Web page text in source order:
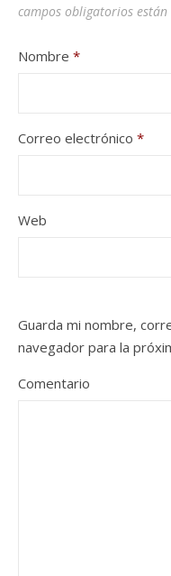
campos obligatorios
Nombre *
Correo electrónico *
Web
Guarda mi nombre,
navegador para la
Comentario